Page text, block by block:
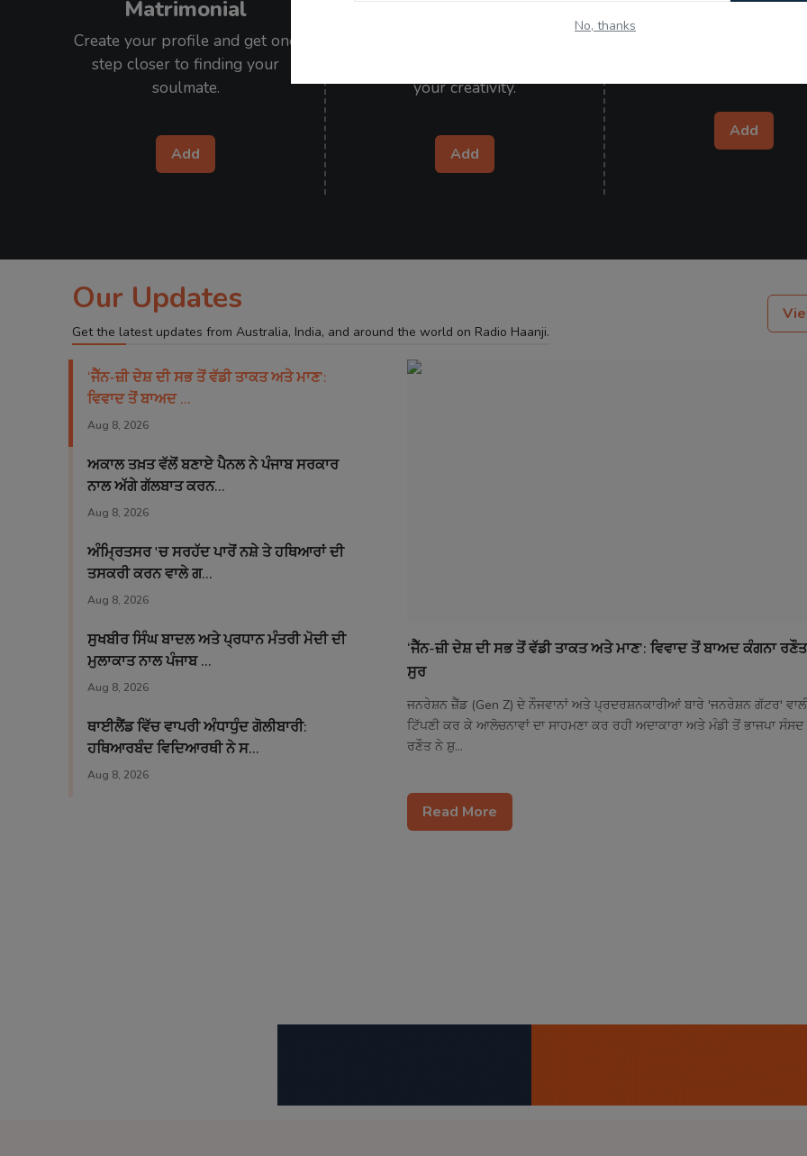
No, thanks
Matrimonial
Create your profile and get one
step closer to finding your
soulmate.
Add
Kitaab Kahani
your creativity.
Add
Wishes
Add
Our Updates
Get the latest updates from Australia, India, and around the world on Radio Haanji.
‘ਜੈੱਨ-ਜ਼ੀ ਦੇਸ਼ ਦੀ ਸਭ ਤੋਂ ਵੱਡੀ ਤਾਕਤ ਅਤੇ ਮਾਣ’:
ਵਿਵਾਦ ਤੋਂ ਬਾਅਦ ...
Aug 8, 2026
ਅਕਾਲ ਤਖ਼ਤ ਵੱਲੋਂ ਬਣਾਏ ਪੈਨਲ ਨੇ ਪੰਜਾਬ ਸਰਕਾਰ
ਨਾਲ ਅੱਗੇ ਗੱਲਬਾਤ ਕਰਨ...
Aug 8, 2026
ਅੰਮ੍ਰਿਤਸਰ 'ਚ ਸਰਹੱਦ ਪਾਰੋਂ ਨਸ਼ੇ ਤੇ ਹਥਿਆਰਾਂ ਦੀ
ਤਸਕਰੀ ਕਰਨ ਵਾਲੇ ਗ...
Aug 8, 2026
ਸੁਖਬੀਰ ਸਿੰਘ ਬਾਦਲ ਅਤੇ ਪ੍ਰਧਾਨ ਮੰਤਰੀ ਮੋਦੀ ਦੀ
ਮੁਲਾਕਾਤ ਨਾਲ ਪੰਜਾਬ ...
Aug 8, 2026
ਥਾਈਲੈਂਡ ਵਿੱਚ ਵਾਪਰੀ ਅੰਧਾਧੁੰਦ ਗੋਲੀਬਾਰੀ:
ਹਥਿਆਰਬੰਦ ਵਿਦਿਆਰਥੀ ਨੇ ਸ...
Aug 8, 2026
‘ਜੈੱਨ-ਜ਼ੀ ਦੇਸ਼ ਦੀ ਸਭ ਤੋਂ ਵੱਡੀ ਤਾਕਤ ਅਤੇ ਮਾਣ’: ਵਿਵਾਦ ਤੋਂ ਬਾਅਦ ਕੰਗਨਾ
ਸੁਰ
ਜਨਰੇਸ਼ਨ ਜ਼ੈੱਡ (Gen Z) ਦੇ ਨੌਜਵਾਨਾਂ ਅਤੇ ਪ੍ਰਦਰਸ਼ਨਕਾਰੀਆਂ ਬਾਰੇ 'ਜਨਰੇਸ਼ਨ ਗੱਟਰ'
ਟਿੱਪਣੀ ਕਰ ਕੇ ਆਲੋਚਨਾਵਾਂ ਦਾ ਸਾਹਮਣਾ ਕਰ ਰਹੀ ਅਦਾਕਾਰਾ ਅਤੇ ਮੰਡੀ ਤੋਂ ਭਾਜਪਾ
ਰਣੌਤ ਨੇ ਸ਼ੁ...
Read More